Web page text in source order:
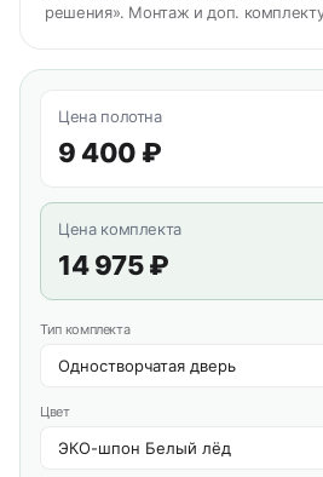
решения». Монтаж и доп.
Цена полотна
9 400 ₽
Цена комплекта
14 975 ₽
Тип комплекта
Цвет